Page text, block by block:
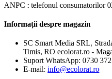
ANPC : telefonul consumatorilor
Informații despre magazin
SC Smart Media SRL,
Timis, RO ecolorat.ro -
Suport WhatsApp: 0730
E-mail: info@ecolorat.ro